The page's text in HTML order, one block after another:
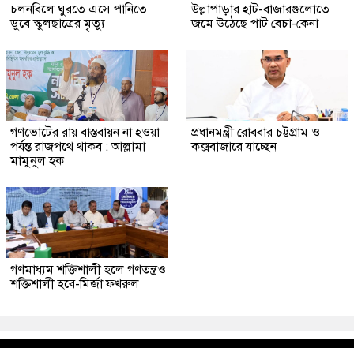
চলনবিলে ঘুরতে এসে পানিতে
ডুবে স্কুলছাত্রের মৃত্যু
উল্লাপাড়ার হাট-বাজারগুলোতে
জমে উঠেছে পাট বেচা-কেনা
গণভোটের রায় বাস্তবায়ন না হওয়া
পর্যন্ত রাজপথে থাকব : আল্লামা
মামুনুল হক
প্রধানমন্ত্রী রোববার চট্টগ্রাম ও
কক্সবাজারে যাচ্ছেন
গণমাধ্যম শক্তিশালী হলে গণতন্ত্রও
শক্তিশালী হবে-মির্জা ফখরুল